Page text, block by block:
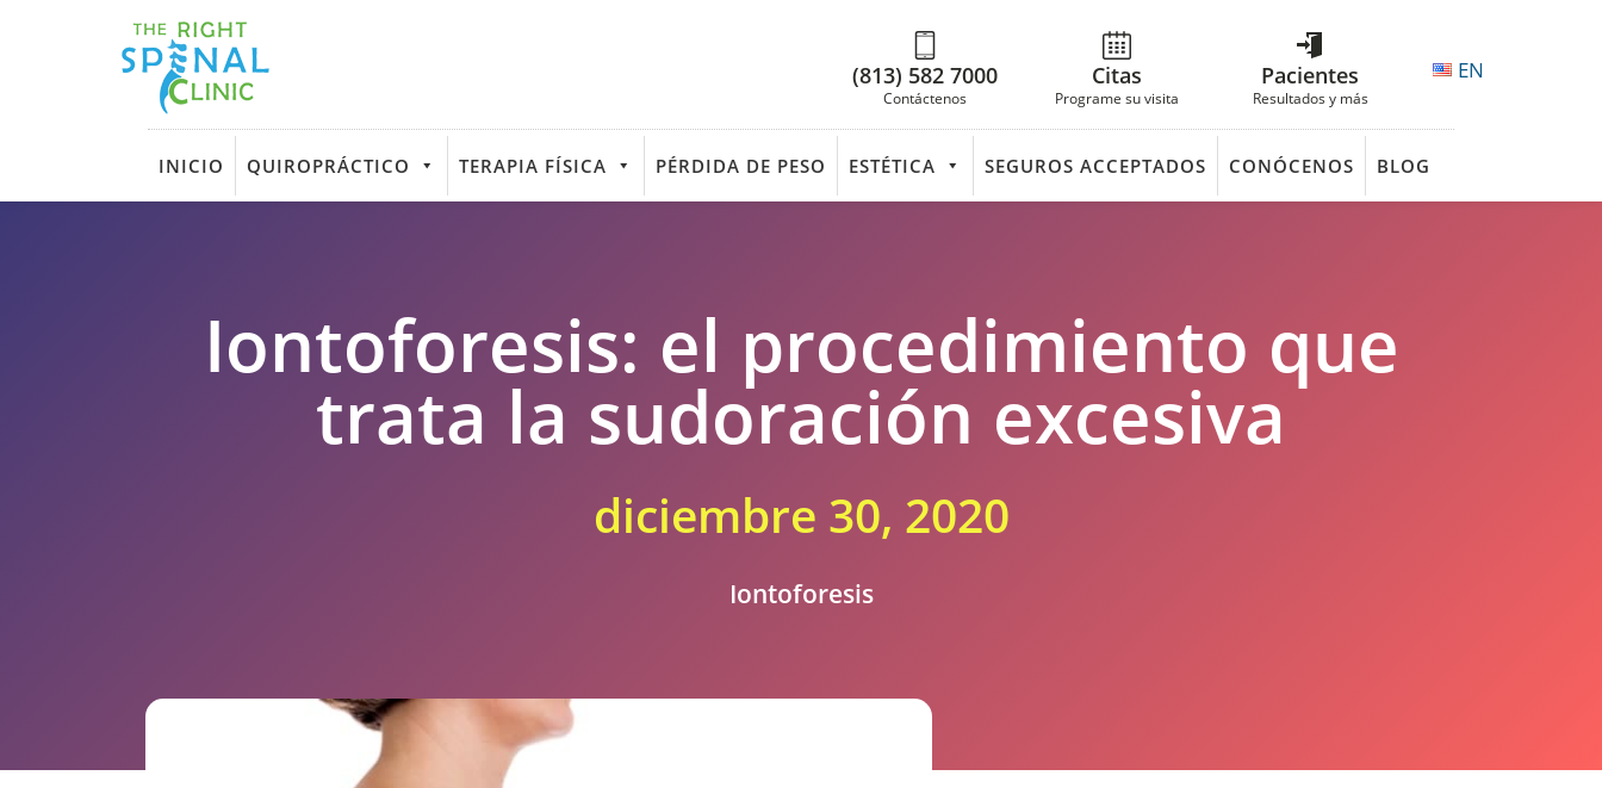
(813) 582 7000
Contáctenos
Citas
Programe su visita
Pacientes
Resultados y más
EN
INICIO QUIROPRÁCTICO TERAPIA FÍSICA PÉRDIDA DE PESO ESTÉTICA SEGUROS ACCEPTADOS CONÓCENOS BLOG
Iontoforesis: el procedimiento que
trata la sudoración excesiva
diciembre 30, 2020
Iontoforesis